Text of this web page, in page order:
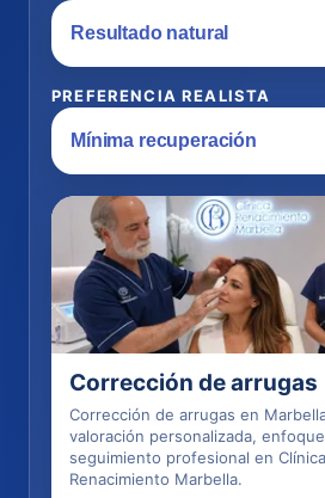
PREFERENCIA REALISTA
Corrección de arrugas
Corrección de arrugas en
valoración personalizada,
seguimiento profesional en Clínica
Renacimiento Marbella.